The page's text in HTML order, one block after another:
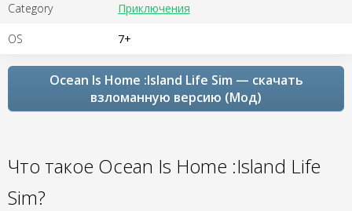
Category Приключения
OS 7+
Ocean Is Home :Island Life Sim — скачать
взломанную версию (Мод)
Что такое Ocean Is Home :Island Life
Sim?